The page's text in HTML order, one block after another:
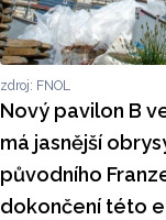
zdroj: FNOL
Nový pavilon B
má jasnější
původního
dokončení této